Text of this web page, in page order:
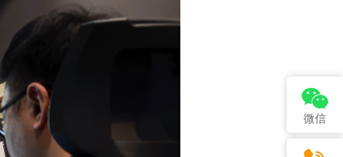
微信